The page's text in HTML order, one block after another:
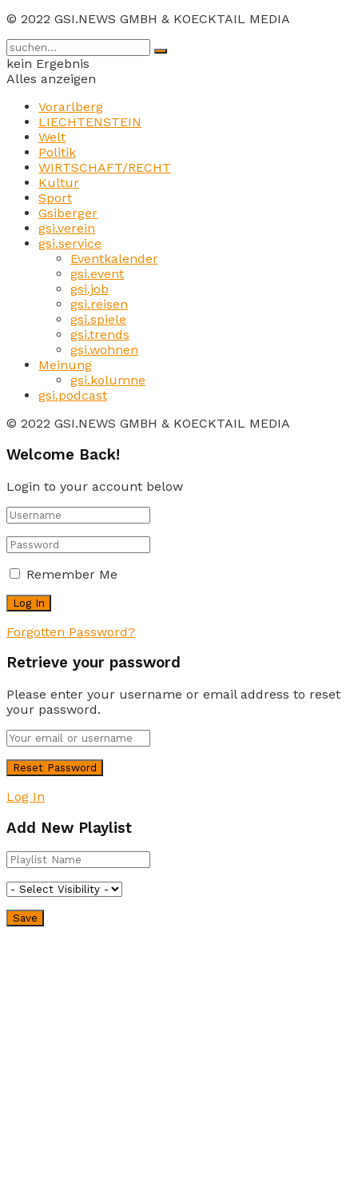
© 2022 GSI.NEWS GMBH & KOECKTAIL MEDIA
kein Ergebnis
Alles anzeigen
Vorarlberg
LIECHTENSTEIN
Welt
Politik
WIRTSCHAFT/RECHT
Kultur
Sport
Gsiberger
gsi.verein
gsi.service
Eventkalender
gsi.event
gsi.job
gsi.reisen
gsi.spiele
gsi.trends
gsi.wohnen
Meinung
gsi.kolumne
gsi.podcast
© 2022 GSI.NEWS GMBH & KOECKTAIL MEDIA
Welcome Back!
Login to your account below
Remember Me
Forgotten Password?
Retrieve your password
Please enter your username or email address to reset
your password.
Log In
Add New Playlist